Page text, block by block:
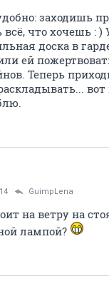
заходишь
что хочешь : )
доска в
ей
Теперь
GuimpLena
на ветру на
лампой?